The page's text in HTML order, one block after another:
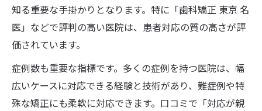
知る重要な手掛かりとなります。特に「歯科矯正 東京 名
医」などで評判の高い医院は、患者対応の質の高さが評
価されています。
症例数も重要な指標です。多くの症例を持つ医院は、幅
広いケースに対応できる経験と技術があり、難症例や特
殊な矯正にも柔軟に対応できます。口コミで「対応が親